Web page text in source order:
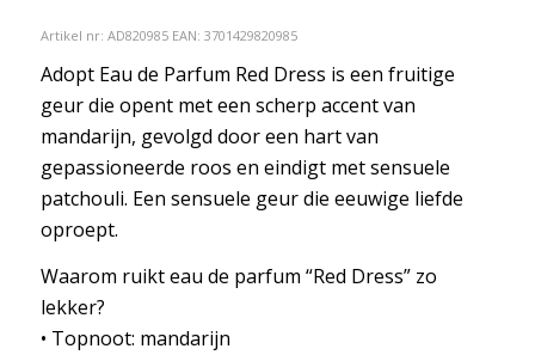
Artikel nr: AD820985 EAN: 3701429820985
Adopt Eau de Parfum Red Dress is een fruitige
geur die opent met een scherp accent van
mandarijn, gevolgd door een hart van
gepassioneerde roos en eindigt met sensuele
patchouli. Een sensuele geur die eeuwige liefde
oproept.
Waarom ruikt eau de parfum “Red Dress” zo
lekker?
• Topnoot: mandarijn